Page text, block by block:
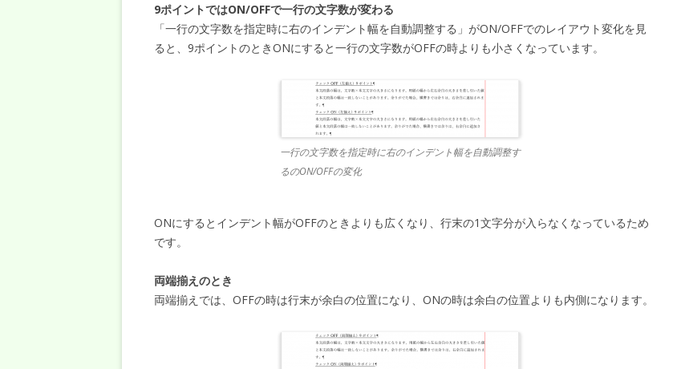
9ポイントではON/OFFで一行の文字数が変わる
「一行の文字数を指定時に右のインデント幅を自動調整する」がON/OFFでのレイアウト変化を見
ると、9ポイントのときONにすると一行の文字数がOFFの時よりも小さくなっています。
一行の文字数を指定時に右のインデント幅を自動調整す
るのON/OFFの変化
ONにするとインデント幅がOFFのときよりも広くなり、行末の1文字分が入らなくなっているため
です。
両端揃えのとき
両端揃えでは、OFFの時は行末が余白の位置になり、ONの時は余白の位置よりも内側になります。